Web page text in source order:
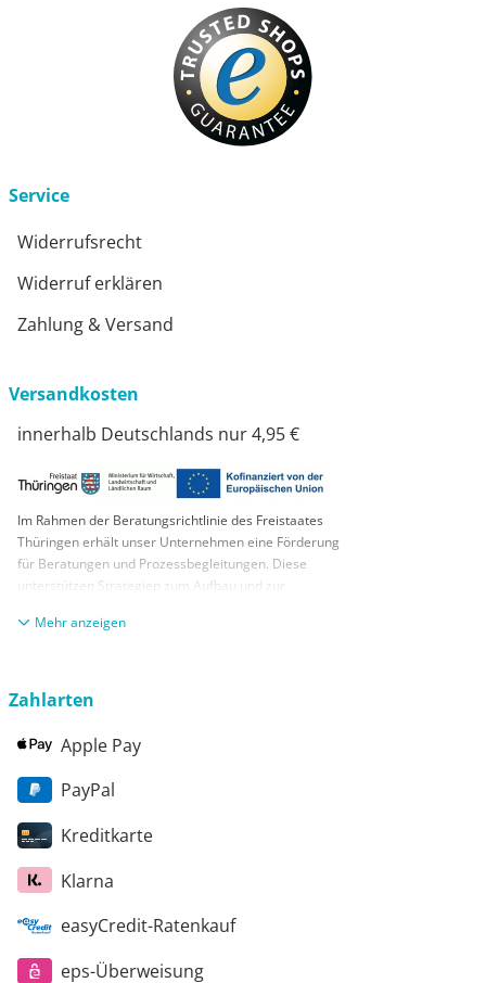
Service
Widerrufsrecht
Widerruf erklären
Zahlung & Versand
Versandkosten
innerhalb Deutschlands nur 4,95 €
Im Rahmen der Beratungsrichtlinie des Freistaates
Thüringen erhält unser Unternehmen eine Förderung
für Beratungen und Prozessbegleitungen. Diese
unterstützen Strategien zum Aufbau und zur
KMUs. Die daraus resultierenden Ergebnisse und
aus Mitteln des Europäischen Sozialfonds Plus und
anzeigen
Zahlarten
Apple Pay
PayPal
Kreditkarte
Klarna
easyCredit-Ratenkauf
eps-Überweisung